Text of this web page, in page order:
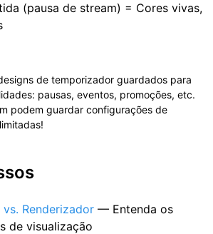
(pausa de stream) = Cores vivas,
de temporizador guardados para
pausas, eventos, promoções, etc.
podem guardar configurações de
Renderizador — Entenda os
de visualização